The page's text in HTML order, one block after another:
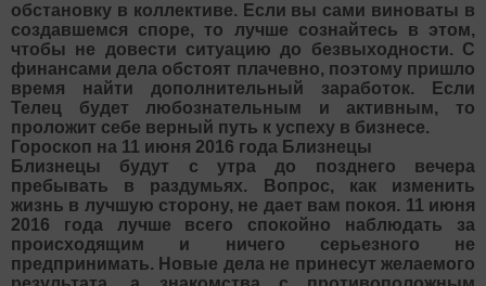
обстановку в коллективе. Если вы сами виноваты в
создавшемся споре, то лучше сознайтесь в этом,
чтобы не довести ситуацию до безвыходности. С
финансами дела обстоят плачевно, поэтому пришло
время найти дополнительный заработок. Если
Телец будет любознательным и активным, то
проложит себе верный путь к успеху в бизнесе.
Гороскоп на 11 июня 2016 года Близнецы
Близнецы будут с утра до позднего вечера
пребывать в раздумьях. Вопрос, как изменить
жизнь в лучшую сторону, не дает вам покоя. 11 июня
2016 года лучше всего спокойно наблюдать за
происходящим и ничего серьезного не
предпринимать. Новые дела не принесут желаемого